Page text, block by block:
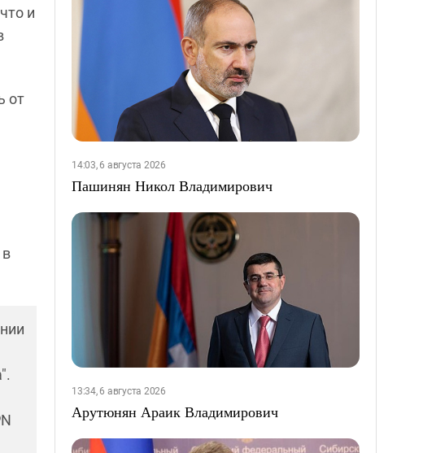
и
от
14:03, 6 августа 2026
Пашинян Никол Владимирович
13:34, 6 августа 2026
Арутюнян Араик Владимирович